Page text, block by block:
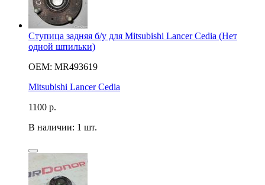
Ступица задняя б/у для Mitsubishi Lancer Cedia (Нет
одной шпильки)
OEM: MR493619
Mitsubishi Lancer Cedia
1100 р.
В наличии: 1 шт.